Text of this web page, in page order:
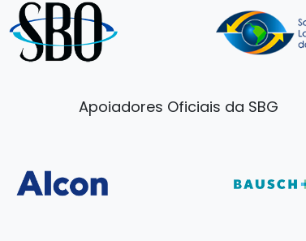
Apoiadores Oficiais da SBG